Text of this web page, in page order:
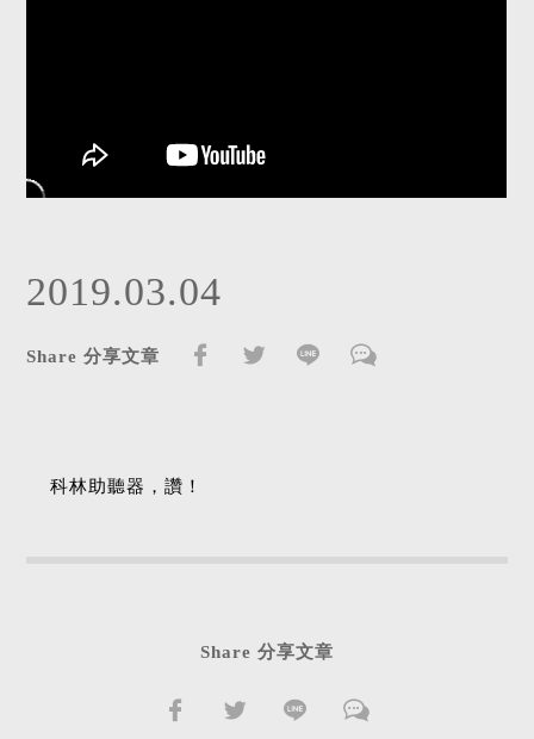
2019.03.04
Share 分享文章
科林助聽器，讚！
Share 分享文章